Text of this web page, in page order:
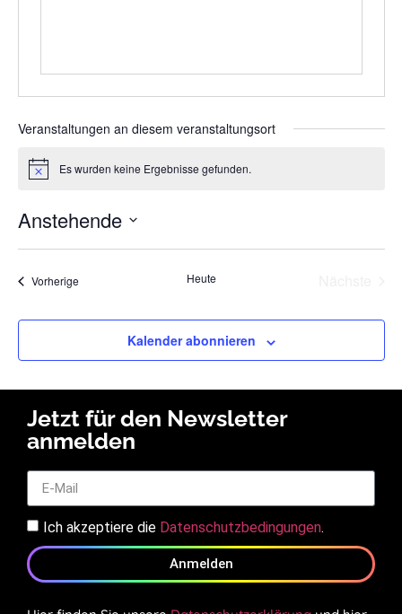
Veranstaltungen an diesem veranstaltungsort
HinweisEs wurden keine Ergebnisse gefunden.
Anstehende
wählen.
VorherigeVeranstaltungen Heute
Kalender abonnieren
Jetzt für den Newsletter
anmelden
Ich akzeptiere die Datenschutzbedingungen.
Anmelden